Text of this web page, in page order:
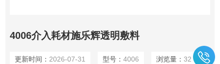
4006介入耗材施乐辉透明敷料
更新时间： 2026-07-31 型号： 4006 浏览量： 32